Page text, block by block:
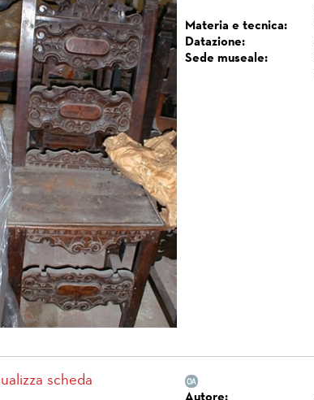
Materia e tecnica:
Datazione:
Sede museale:
scheda
Autore: